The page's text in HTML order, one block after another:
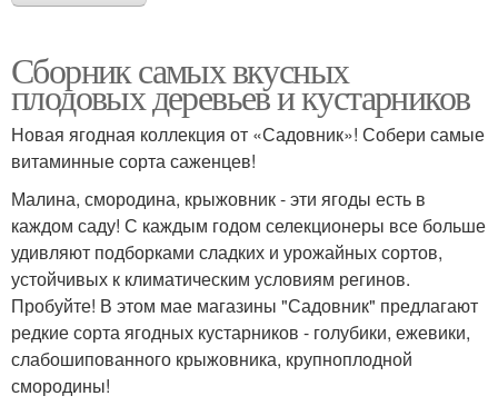
Сборник самых вкусных
плодовых деревьев и кустарников
Новая ягодная коллекция от «Садовник»! Собери самые
витаминные сорта саженцев!
Малина, смородина, крыжовник - эти ягоды есть в
каждом саду! С каждым годом селекционеры все больше
удивляют подборками сладких и урожайных сортов,
устойчивых к климатическим условиям регинов.
Пробуйте! В этом мае магазины "Садовник" предлагают
редкие сорта ягодных кустарников - голубики, ежевики,
слабошипованного крыжовника, крупноплодной
смородины!